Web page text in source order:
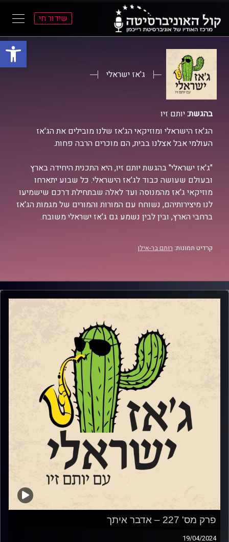
פתח
שידור חי
ג'אז ישראלי
בהגשת:יותם זיו
הג'אז הישראלי ומוזיקאי הג'אז שלנו מובילים את הג'אז
העולמי אבל אצלנו בבית, הם מוכרים הרבה פחות.
"ג'אז ישראלי" בהגשת יותם זיו, היא התכנית היחידה בארץ
ובעולם שעושה כבוד לג'אז הישראלי. כל שבוע יתארחו
מוזיקאי ג'אז מהמנוסה ועד לאלה שבתחילת דרכם שישמיעו
לנו מיצירותיהם, נשוחח עם המורות והמורים של מגמות הג'אז
ברחבי הארץ, ובין לבין נשמע גם ג'אז ישראלי משובח.
קרדיט תמונות: רותם בר-אילן
פרק מס' 227 – אדבר איתך
19/04/2024